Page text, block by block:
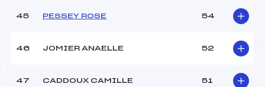
45 PESSEY ROSE 54
46 JOMIER ANAELLE 52
47 CADDOUX CAMILLE 51